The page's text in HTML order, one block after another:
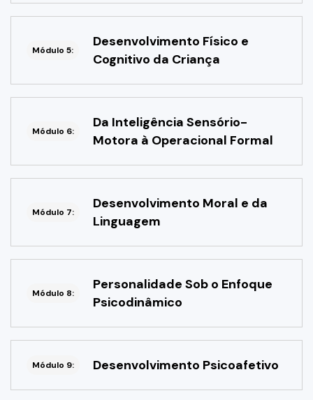
Módulo 5:
Desenvolvimento Físico e
Cognitivo da Criança
Módulo 6:
Da Inteligência Sensório-
Motora à Operacional Formal
Módulo 7:
Desenvolvimento Moral e da
Linguagem
Módulo 8:
Personalidade Sob o Enfoque
Psicodinâmico
Módulo 9: Desenvolvimento Psicoafetivo